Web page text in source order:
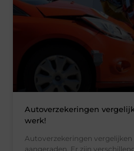
Autoverzekeringen
werk!
Autoverzekeringen
aangeraden. Er zijn